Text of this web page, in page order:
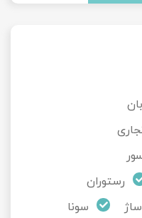
رستوران
سونا